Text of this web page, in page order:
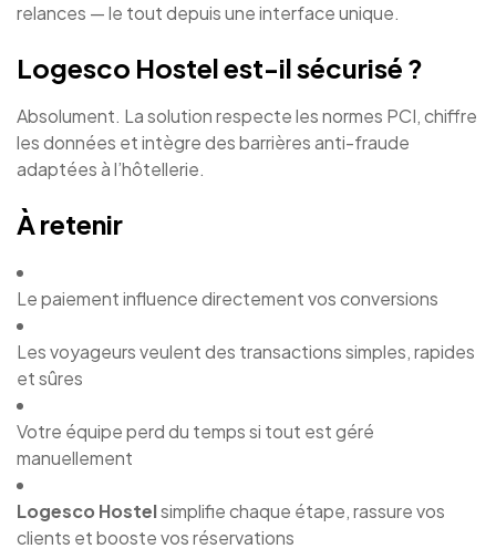
relances — le tout depuis une interface unique.
Logesco Hostel est-il sécurisé ?
Absolument. La solution respecte les normes PCI, chiffre
les données et intègre des barrières anti-fraude
adaptées à l’hôtellerie.
À retenir
Le paiement influence directement vos conversions
Les voyageurs veulent des transactions simples, rapides
et sûres
Votre équipe perd du temps si tout est géré
manuellement
Logesco Hostelsimplifie chaque étape, rassure vos
clients et booste vos réservations